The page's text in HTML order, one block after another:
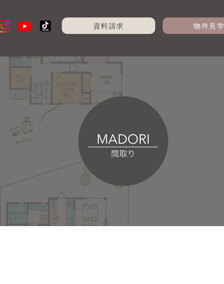
資料請求 物件見学